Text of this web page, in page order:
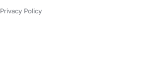
Privacy Policy